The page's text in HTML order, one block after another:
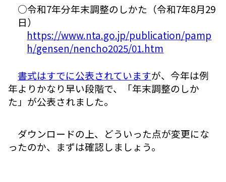
○令和7年分年末調整のしかた（令和7年8月29
日）
https://www.nta.go.jp/publication/pamp
h/gensen/nencho2025/01.htm
書式はすでに公表されていますが、今年は例
年よりかなり早い段階で、「年末調整のしか
た」が公表されました。
ダウンロードの上、どういった点が変更にな
ったのか、まずは確認しましょう。